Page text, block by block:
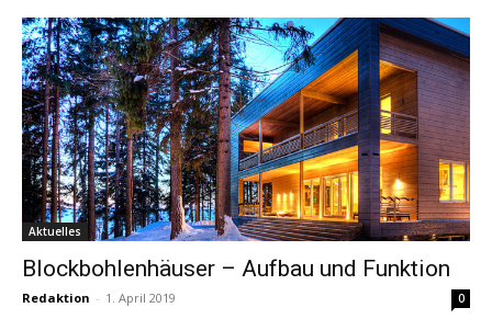
Aktuelles
Blockbohlenhäuser – Aufbau und Funktion
Redaktion - 1. April 2019 0